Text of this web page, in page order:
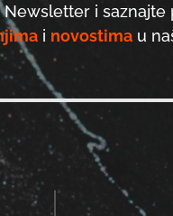
Newsletter i saznajte
i novostimau